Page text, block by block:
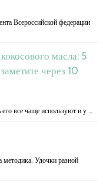
Всероссийской федерации
масла: 5
через 10
все чаще используют и у …
Удочки разной